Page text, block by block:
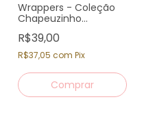
Wrappers - Coleção
Chapeuzinho
Vermelho (12un)
R$39,00
R$37,05 com Pix